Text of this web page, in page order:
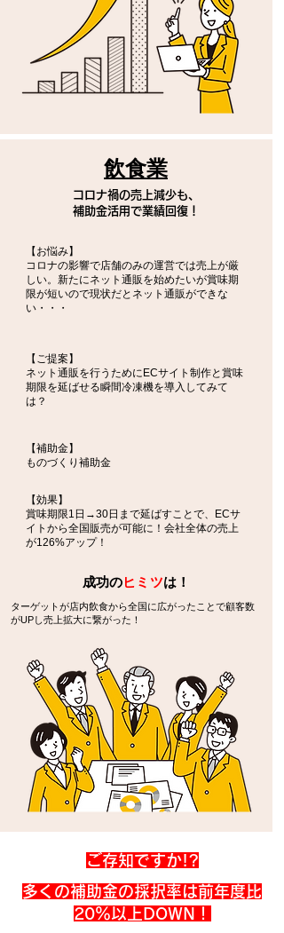
飲食業
コロナ禍の売上減少も、
補助金活用で業績回復！
【お悩み】
コロナの影響で店舗のみの運営では売上が厳
しい。新たにネット通販を始めたいが賞味期
限が短いので現状だとネット通販ができな
い・・・
【ご提案】
ネット通販を行うためにECサイト制作と賞味
期限を延ばせる瞬間冷凍機を導入してみて
は？
【補助金】
ものづくり補助金
【効果】
賞味期限1日→30日まで延ばすことで、ECサ
イトから全国販売が可能に！会社全体の売上
が126%アップ！
​成功のヒミツは！
ターゲットが店内飲食から全国に広がったことで顧客数
がUPし売上拡大に繋がった！
​ご存知ですか!?
多くの補助金の採択率は前年度比
20％以上DOWN！